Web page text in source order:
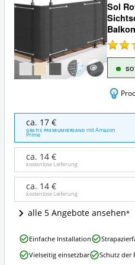
Sol
Sol
Royal
SolVision
Balkon
Sichtschutz
HB2
Hdpe
blickdichte
Balkonumspannung
Angebote:
ist
dieser
Balkon-
ca. 17 €
GRATIS PREMIUMVERSAND mit Amazon
Prime
ca. 14 €
kostenlose Lieferung
ca. 14 €
kostenlose Lieferung
alle 5 Angebote ansehen
Sol
Royal
SolVision
Einfache Installation
Vielseitig einsetzbar
Schutz der